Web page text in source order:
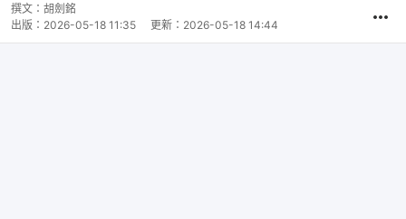
撰文： 胡劍銘
出版： 2026-05-18 11:35 更新： 2026-05-18 14:44